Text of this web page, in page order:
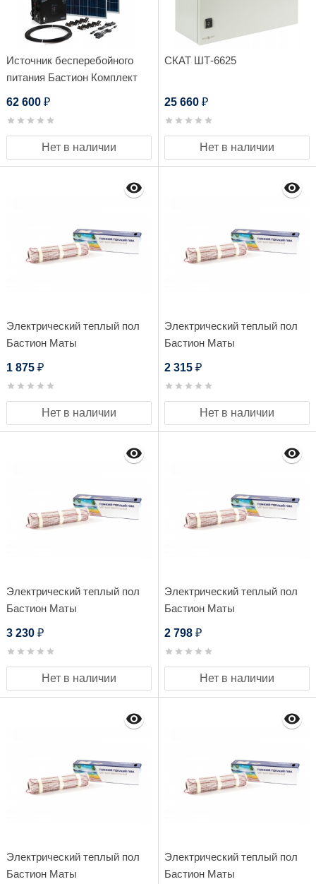
Источник бесперебойного
питания Бастион Комплект
62 600 ₽
Нет в наличии
СКАТ ШТ-6625
25 660 ₽
Нет в наличии
Электрический теплый пол
Бастион Маты
1 875 ₽
Нет в наличии
Электрический теплый пол
Бастион Маты
2 315 ₽
Нет в наличии
Электрический теплый пол
Бастион Маты
3 230 ₽
Нет в наличии
Электрический теплый пол
Бастион Маты
2 798 ₽
Нет в наличии
Электрический теплый пол
Бастион Маты
Электрический теплый пол
Бастион Маты